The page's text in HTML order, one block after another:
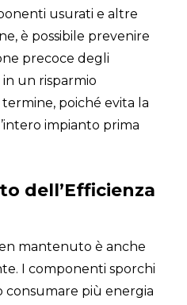
usurati e altre
è possibile prevenire
precoce degli
in un risparmio
poiché evita la
impianto prima
dell’Efficienza
mantenuto è anche
I componenti sporchi
consumare più energia